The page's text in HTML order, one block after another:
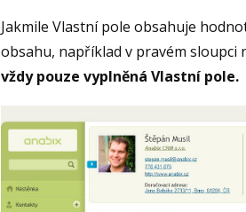
Jakmile Vlastní pole obsahuje
obsahu, například v pravém sloupci
vždy pouze vyplněná Vlastní pole.